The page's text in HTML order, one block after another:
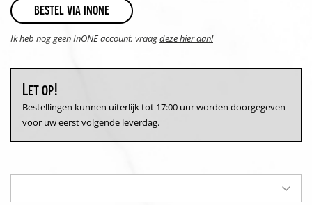
bestel via inone
Ik heb nog geen InONE account, vraagdeze hier aan!
Let op!
Bestellingen kunnen uiterlijk tot 17:00 uur worden doorgegeven
voor uw eerst volgende leverdag.